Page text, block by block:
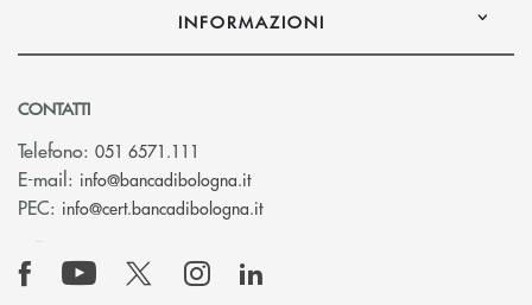
INFORMAZIONI
CONTATTI
Telefono: 051 6571.111
E-mail: info@bancadibologna.it(si apre l’app di posta elettronica)
PEC: info@cert.bancadibologna.it(si apre l’app di posta